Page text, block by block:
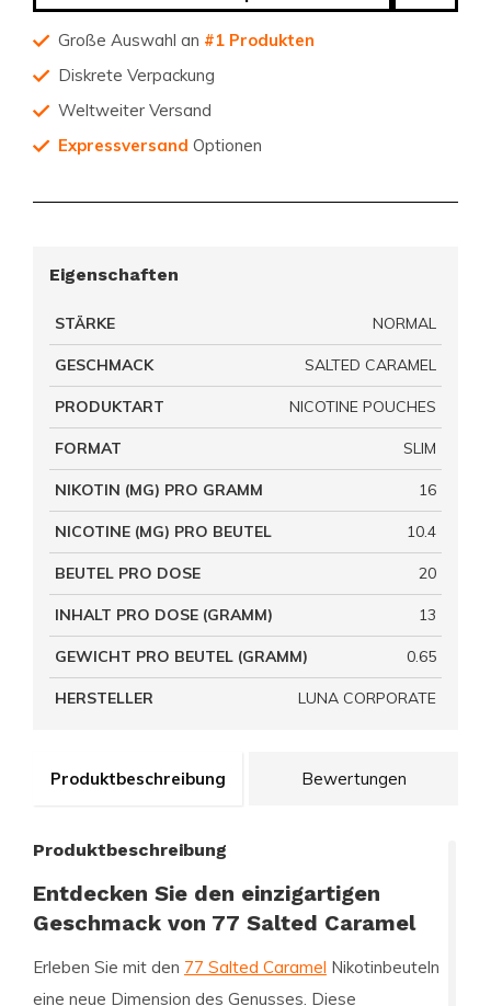
Große Auswahl an #1 Produkten
Diskrete Verpackung
Weltweiter Versand
Expressversand Optionen
Produktbeschreibung Bewertungen
Produktbeschreibung
Entdecken Sie den einzigartigen
Geschmack von 77 Salted Caramel
Erleben Sie mit den 77 Salted Caramel Nikotinbeuteln
eine neue Dimension des Genusses. Diese
Eigenschaften
STÄRKE NORMAL
GESCHMACK SALTED CARAMEL
PRODUKTART NICOTINE POUCHES
FORMAT SLIM
NIKOTIN (MG) PRO GRAMM 16
NICOTINE (MG) PRO BEUTEL 10.4
BEUTEL PRO DOSE 20
INHALT PRO DOSE (GRAMM) 13
GEWICHT PRO BEUTEL (GRAMM) 0.65
HERSTELLER LUNA CORPORATE